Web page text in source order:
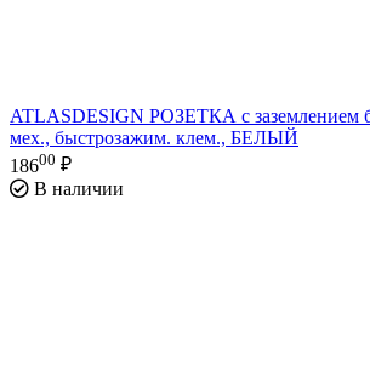
ATLASDESIGN РОЗЕТКА с заземлением
мех., быстрозажим. клем., БЕЛЫЙ
18600 ₽
В наличии